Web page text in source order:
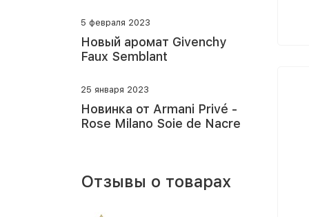
5 февраля 2023
Новый аромат Givenchy
Faux Semblant
25 января 2023
Новинка от Armani Privé -
Rose Milano Soie de Nacre
Отзывы о товарах